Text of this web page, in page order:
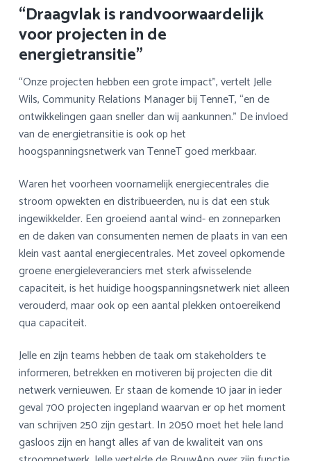
“Draagvlak is randvoorwaardelijk
voor projecten in de
energietransitie”
“Onze projecten hebben een grote impact”, vertelt Jelle
Wils, Community Relations Manager bij TenneT, “en de
ontwikkelingen gaan sneller dan wij aankunnen.” De invloed
van de energietransitie is ook op het
hoogspanningsnetwerk van TenneT goed merkbaar.
Waren het voorheen voornamelijk energiecentrales die
stroom opwekten en distribueerden, nu is dat een stuk
ingewikkelder. Een groeiend aantal wind- en zonneparken
en de daken van consumenten nemen de plaats in van een
klein vast aantal energiecentrales. Met zoveel opkomende
groene energieleveranciers met sterk afwisselende
capaciteit, is het huidige hoogspanningsnetwerk niet alleen
verouderd, maar ook op een aantal plekken ontoereikend
qua capaciteit.
Jelle en zijn teams hebben de taak om stakeholders te
informeren, betrekken en motiveren bij projecten die dit
netwerk vernieuwen. Er staan de komende 10 jaar in ieder
geval 700 projecten ingepland waarvan er op het moment
van schrijven 250 zijn gestart. In 2050 moet het hele land
gasloos zijn en hangt alles af van de kwaliteit van ons